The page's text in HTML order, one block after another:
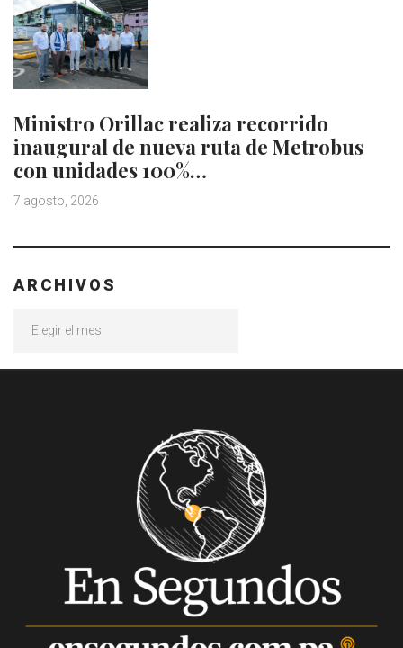
Ministro Orillac realiza recorrido
inaugural de nueva ruta de Metrobus
con unidades 100%…
7 agosto, 2026
ARCHIVOS